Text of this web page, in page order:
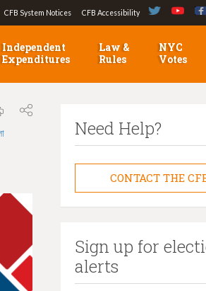
CFB System Notices CFB Accessibility
Independent
Expenditures
Law &
Rules
NYC
Votes
Need Help?
CONTACT THE
Sign up for
alerts